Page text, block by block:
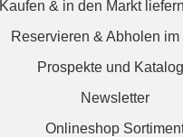
Kaufen & in den Markt
Reservieren & Abholen im
Prospekte und
Newsletter
Onlineshop